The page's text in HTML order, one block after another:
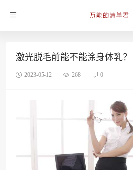
激光脱毛前能不能涂身体乳？
2023-05-12 268 0